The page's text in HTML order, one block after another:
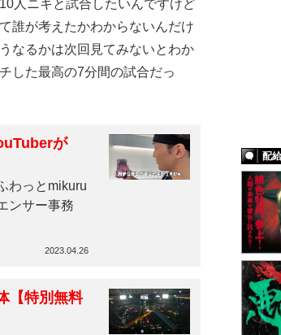
人ニキと試合したいんですけど
誰が考えたかわからないんだけ
なるかは次回見てみないとわか
した最高の7分間の試合だっ
が
わっとmikuru
ンサー事務
2023.04.26
【特別無料
配